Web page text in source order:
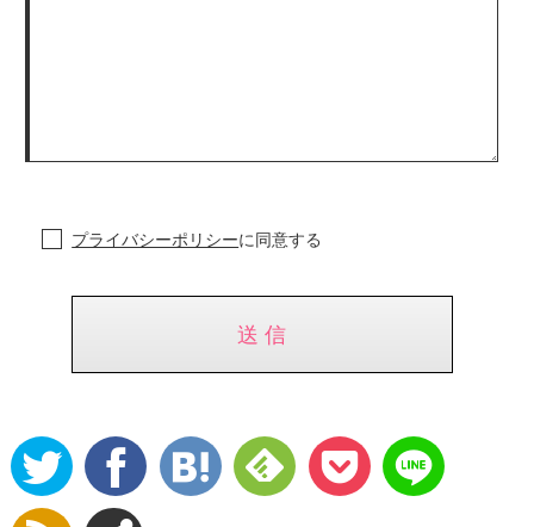
プライバシーポリシーに同意する